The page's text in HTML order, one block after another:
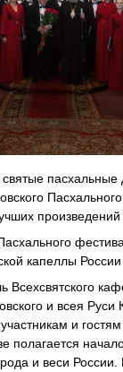
капеллы
Всехсвятского
и всея
и
полагается
и веси России.